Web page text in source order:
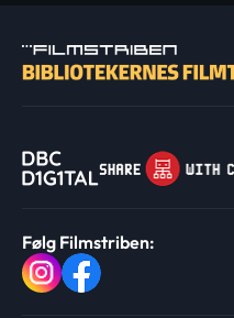
Følg Filmstriben: